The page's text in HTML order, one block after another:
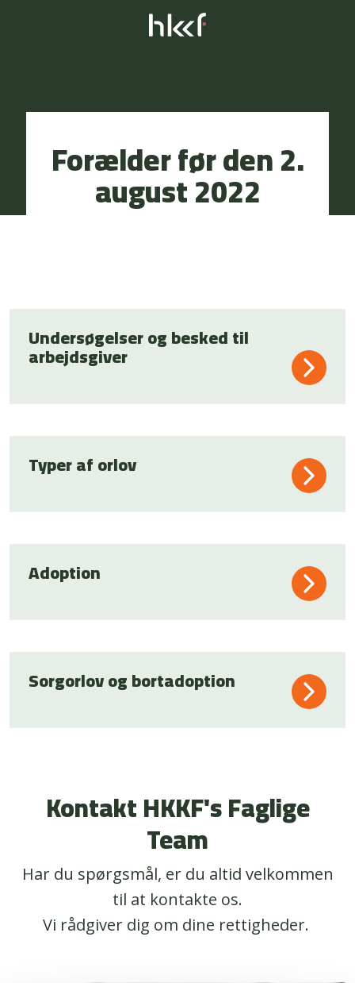
Forælder før den 2.
august 2022
Undersøgelser og besked til
arbejdsgiver
Typer af orlov
Adoption
Sorgorlov og bortadoption
Kontakt HKKF's Faglige
Team
Har du spørgsmål, er du altid velkommen
til at kontakte os.
Vi rådgiver dig om dine rettigheder.